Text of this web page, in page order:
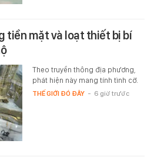
tiền mặt và loạt thiết bị bí
Theo truyền thông địa phương,
phát hiện này mang tính tình cờ.
THẾ GIỚI ĐÓ ĐÂY - 6 giờ trước